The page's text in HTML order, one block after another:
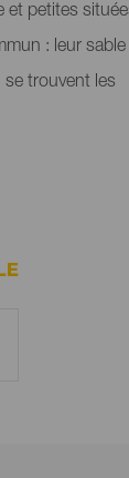
et petites
: leur
trouvent les